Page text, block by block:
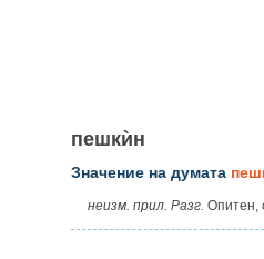
пешкѝн
Значение на думата
неизм. прил. Разг. Опитен,